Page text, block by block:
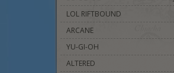
LOL RIFTBOUND
ARCANE
YU-GI-OH
ALTERED